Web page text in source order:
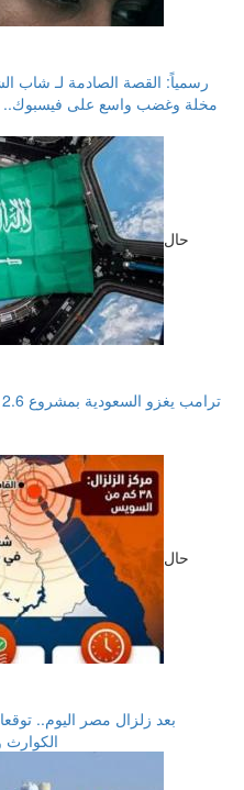
رسمياً: القصة الصادمة لـ شاب
حال
حال
الكوارث